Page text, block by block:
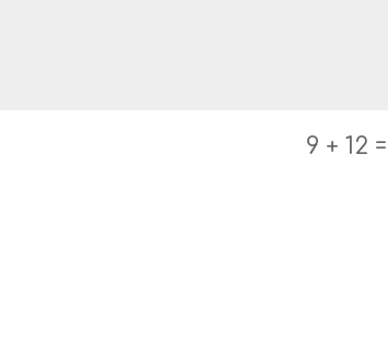
9 + 12 =